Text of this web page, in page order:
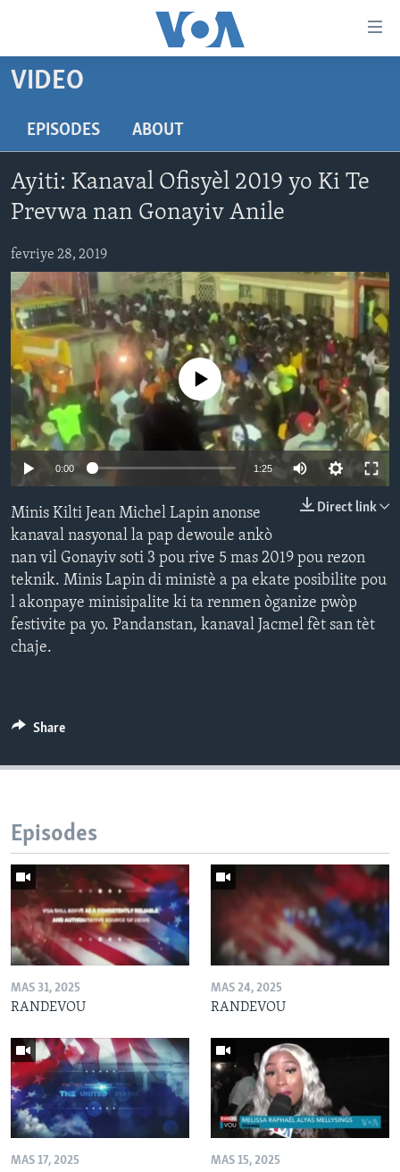
Skip
content
to
main
Skip
to
Search
LÈZETAZINI
ENTÈNASYONAL
VIDEO
FLASHPOINT IKRÈN
Learning English
SUIV NOU
Languages
VIDEO
EPISODES ABOUT
Ayiti: Kanaval Ofisyèl 2019 yo Ki Te
Prevwa nan Gonayiv Anile
fevriye 28, 2019
No media source currently available
0:00 1:25
Direct link
Minis Kilti Jean Michel Lapin anonse
kanaval nasyonal la pap dewoule ankò
nan vil Gonayiv soti 3 pou rive 5 mas 2019 pou rezon
teknik. Minis Lapin di ministè a pa ekate posibilite pou
l akonpaye minisipalite ki ta renmen òganize pwòp
festivite pa yo. Pandanstan, kanaval Jacmel fèt san tèt
chaje.
Share
Episodes
MAS 31, 2025
RANDEVOU
MAS 24, 2025
RANDEVOU
MAS 17, 2025 MAS 15, 2025